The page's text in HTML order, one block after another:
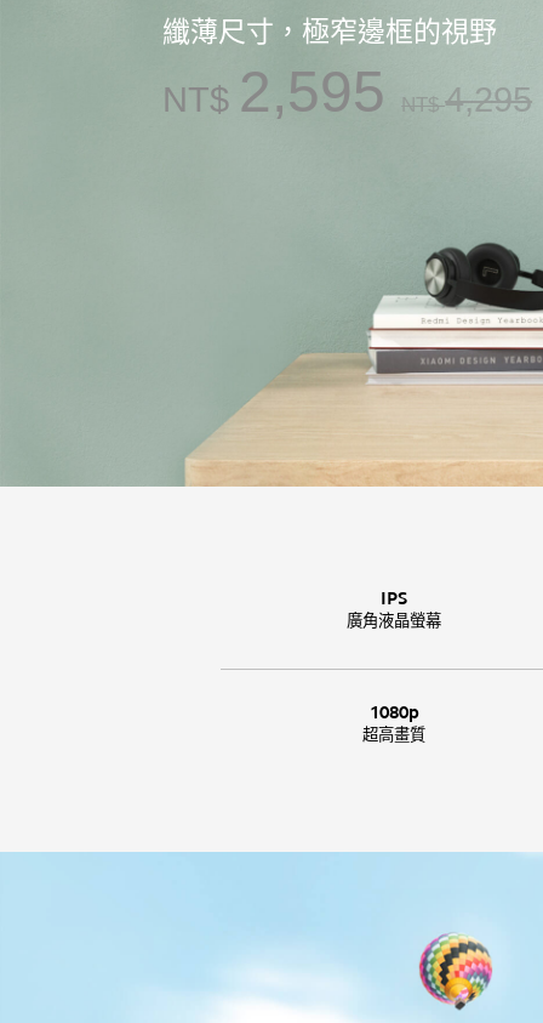
纖薄尺寸，極窄邊框的視野
NT$ 2,595 NT$4,295
IPS
廣角液晶螢幕
1080p
超高畫質